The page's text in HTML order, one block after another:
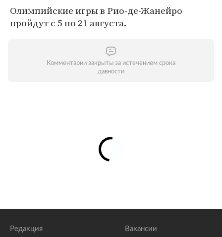
Олимпийские игры в Рио-де-Жанейро
пройдут с 5 по 21 августа.
Комментарии закрыты за истечением срока
давности
Редакция Вакансии